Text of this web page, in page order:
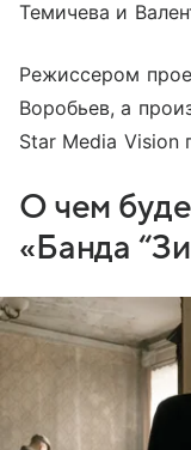
Темичева и
Режиссером
Воробьев, а
Star Media Vision
О чем
«Банда